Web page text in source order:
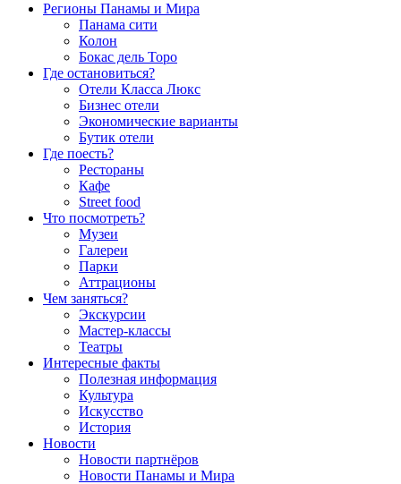
Регионы Панамы и Мира
Панама сити
Колон
Бокас дель Торо
Где остановиться?
Отели Класса Люкс
Бизнес отели
Экономические варианты
Бутик отели
Где поесть?
Рестораны
Кафе
Street food
Что посмотреть?
Музеи
Галереи
Парки
Аттрационы
Чем заняться?
Экскурсии
Мастер-классы
Театры
Интересные факты
Полезная информация
Культура
Искусство
История
Новости
Новости партнёров
Новости Панамы и Мира